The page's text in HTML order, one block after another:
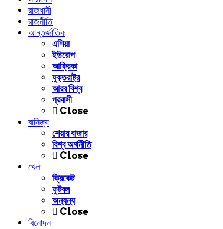
রাজধানী
রাজনীতি
আন্তর্জাতিক
এশিয়া
ইউরোপ
আফ্রিকা
যুক্তরাষ্ট্র
আরব বিশ্ব
প্রবাসী
Close
বানিজ্য
শেয়ার বাজার
বিশ্ব অর্থনীতি
Close
খেলা
ক্রিকেট
ফুটবল
অন্যন্য
Close
বিনোদন